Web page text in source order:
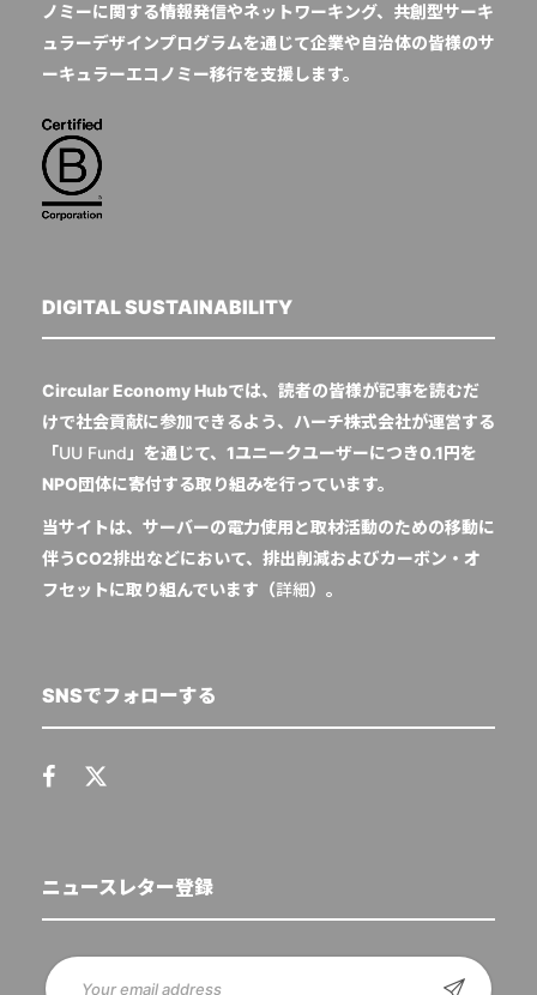
ノミーに関する情報発信やネットワーキング、共創型サーキ
ュラーデザインプログラムを通じて企業や自治体の皆様のサ
ーキュラーエコノミー移行を支援します。
DIGITAL SUSTAINABILITY
Circular Economy Hubでは、読者の皆様が記事を読むだ
けで社会貢献に参加できるよう、ハーチ株式会社が運営する
「UU Fund 」を通じて、1ユニークユーザーにつき0.1円を
NPO団体に寄付する取り組みを行っています。
当サイトは、サーバーの電力使用と取材活動のための移動に
伴うCO2排出などにおいて、排出削減およびカーボン・オ
フセットに取り組んでいます（詳細）。
SNSでフォローする
ニュースレター登録